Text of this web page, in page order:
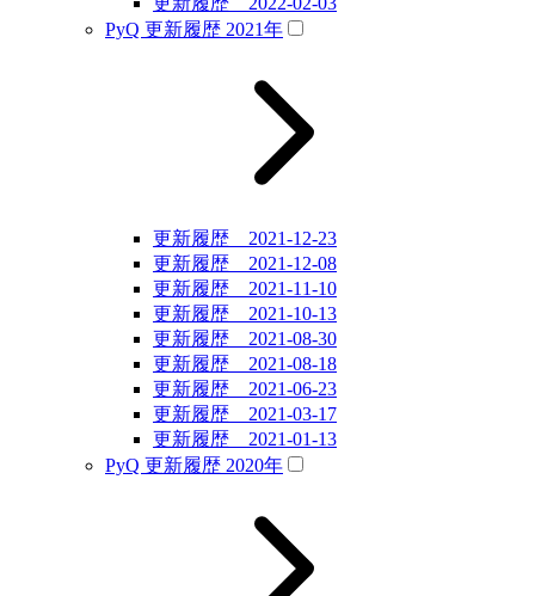
PyQ 更新履歴 2021年
更新履歴 2021-12-23
更新履歴 2021-12-08
更新履歴 2021-11-10
更新履歴 2021-10-13
更新履歴 2021-08-30
更新履歴 2021-08-18
更新履歴 2021-06-23
更新履歴 2021-03-17
更新履歴 2021-01-13
PyQ 更新履歴 2020年